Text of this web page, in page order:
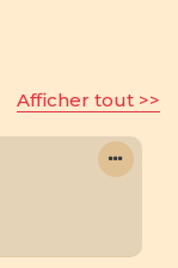
Afficher tout >>